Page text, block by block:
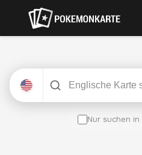
Nur suchen in